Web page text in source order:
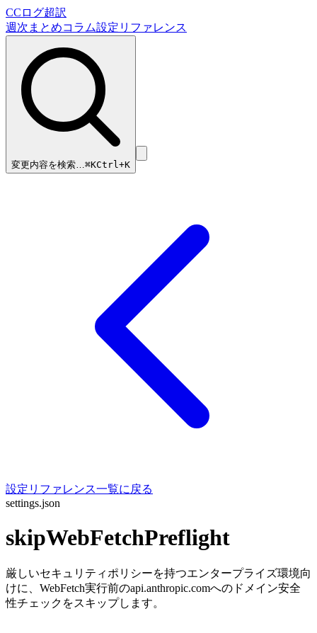
CCログ超訳
週次まとめコラム設定リファレンス
変更内容を検索…⌘KCtrl+K
設定リファレンス一覧に戻る
settings.json
skipWebFetchPreflight
厳しいセキュリティポリシーを持つエンタープライズ環境向
けに、WebFetch実行前のapi.anthropic.comへのドメイン安全
性チェックをスキップします。